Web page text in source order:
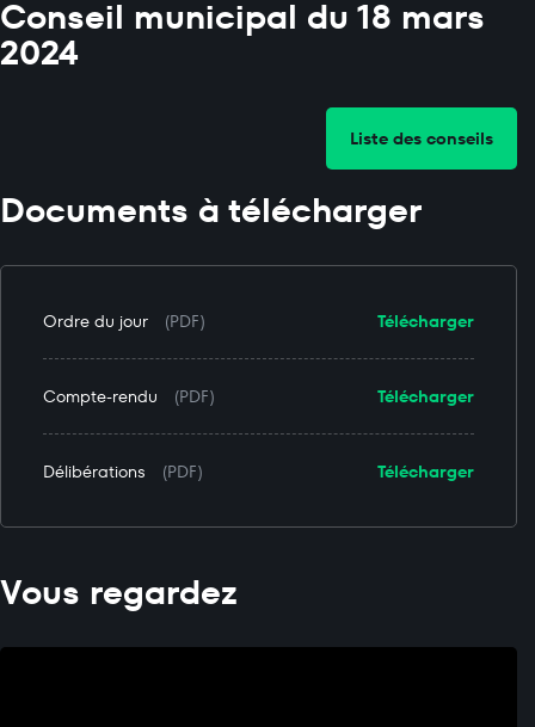
Conseil municipal du 18 mars
2024
Liste des conseils
Documents à télécharger
Télécharger
Ordre du jour (PDF)
Télécharger
Compte-rendu (PDF)
Télécharger
Délibérations (PDF)
Vous regardez